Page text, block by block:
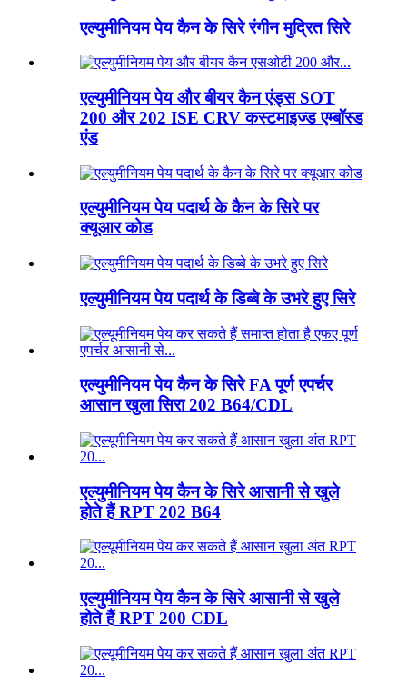
एल्युमीनियम पेय कैन के सिरे रंगीन मुद्रित सिरे
एल्युमीनियम पेय और बीयर कैन एंड्स SOT
200 और 202 ISE CRV कस्टमाइज्ड एम्बॉस्ड
एंड
एल्युमीनियम पेय पदार्थ के कैन के सिरे पर
क्यूआर कोड
एल्युमीनियम पेय पदार्थ के डिब्बे के उभरे हुए सिरे
एल्युमीनियम पेय कैन के सिरे FA पूर्ण एपर्चर
आसान खुला सिरा 202 B64/CDL
एल्युमीनियम पेय कैन के सिरे आसानी से खुले
होते हैं RPT 202 B64
एल्युमीनियम पेय कैन के सिरे आसानी से खुले
होते हैं RPT 200 CDL